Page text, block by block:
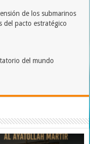
de los submarinos
del pacto estratégico
del mundo